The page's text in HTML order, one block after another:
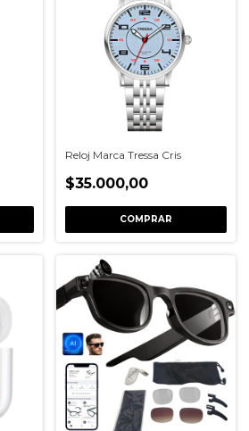
Reloj Marca Tressa Cris
$35.000,00
COMPRAR